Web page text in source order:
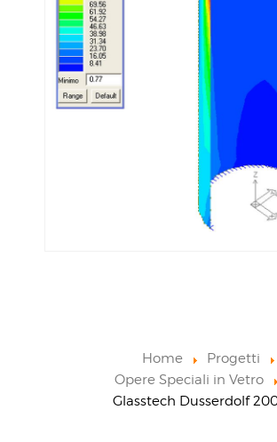
Home
Progetti
Opere Speciali in Vetro
Glasstech Dusserdolf